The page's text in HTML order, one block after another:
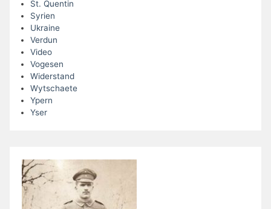
St. Quentin
Syrien
Ukraine
Verdun
Video
Vogesen
Widerstand
Wytschaete
Ypern
Yser